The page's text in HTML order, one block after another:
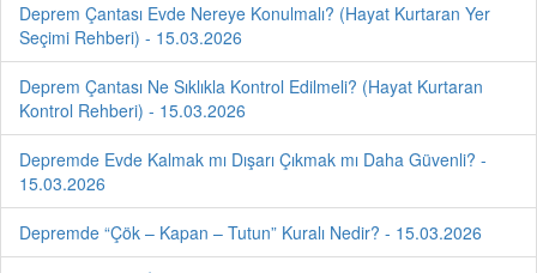
Deprem Çantası Evde Nereye Konulmalı? (Hayat Kurtaran Yer
Seçimi Rehberi) - 15.03.2026
Deprem Çantası Ne Sıklıkla Kontrol Edilmeli? (Hayat Kurtaran
Kontrol Rehberi) - 15.03.2026
Depremde Evde Kalmak mı Dışarı Çıkmak mı Daha Güvenli? -
15.03.2026
Depremde “Çök – Kapan – Tutun” Kuralı Nedir? - 15.03.2026